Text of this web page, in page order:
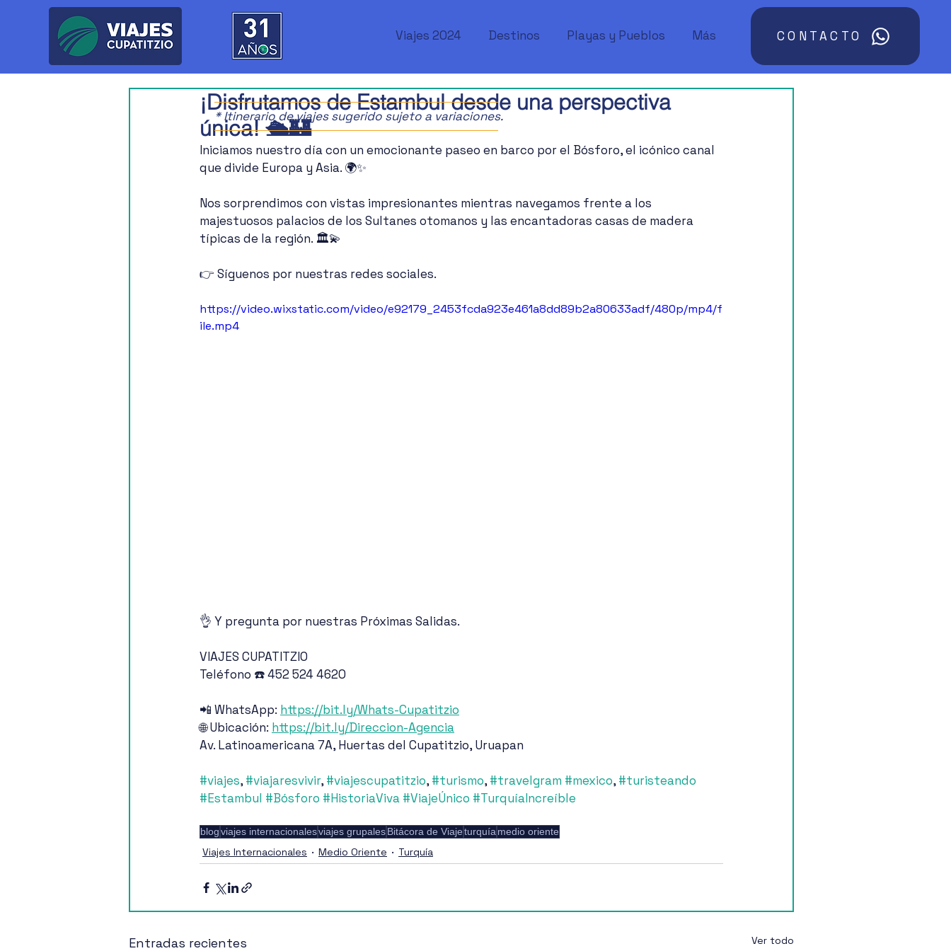
Viajes 2024 Destinos Playas y Pueblos Más CONTACTO
¡Disfrutamos de Estambul desde una perspectiva
única! 🛳️🏰
Iniciamos nuestro día con un emocionante paseo en barco por el Bósforo, el icónico canal
que divide Europa y Asia. 🌍✨
Nos sorprendimos con vistas impresionantes mientras navegamos frente a los
majestuosos palacios de los Sultanes otomanos y las encantadoras casas de madera
típicas de la región. 🏛️💫
👉 Síguenos por nuestras redes sociales.
https://video.wixstatic.com/video/e92179_2453fcda923e461a8dd89b2a80633adf/480p/mp4/f
ile.mp4
👌 Y pregunta por nuestras Próximas Salidas.
VIAJES CUPATITZIO
Teléfono ☎️ 452 524 4620
📲 WhatsApp: https://bit.ly/Whats-Cupatitzio
🌐 Ubicación: https://bit.ly/Direccion-Agencia
Av. Latinoamericana 7A, Huertas del Cupatitzio, Uruapan
#viajes, #viajaresvivir, #viajescupatitzio, #turismo, #travelgram #mexico, #turisteando
#Estambul #Bósforo #HistoriaViva #ViajeÚnico #TurquíaIncreíble
blogviajes internacionalesviajes grupalesBitácora de Viajeturquíamedio oriente
Viajes Internacionales Medio Oriente Turquía
Entradas recientes Ver todo
* Itinerario de viajes sugerido sujeto a variaciones.